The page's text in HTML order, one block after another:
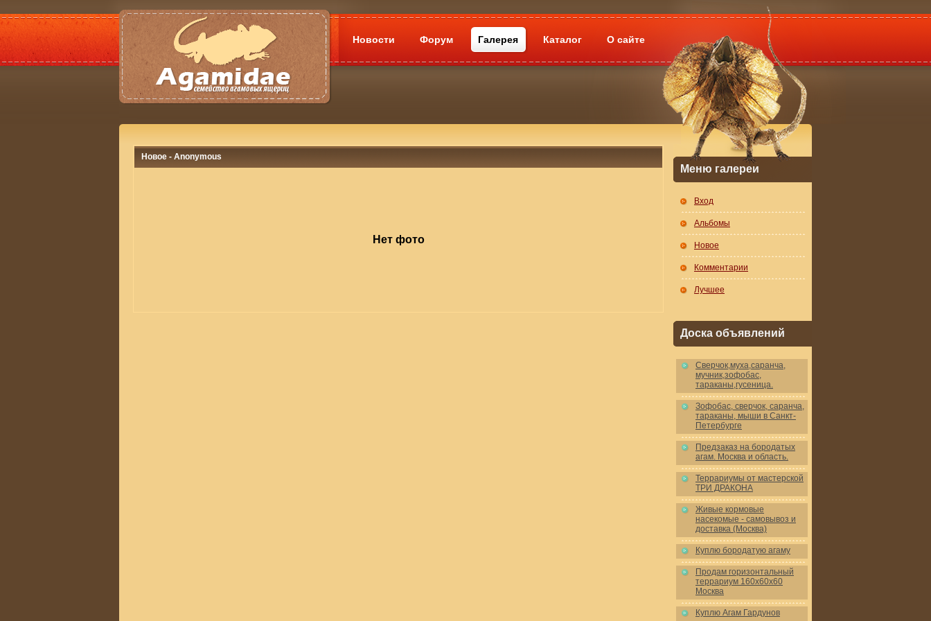
Новости Форум Галерея Каталог О сайте
Новое - Anonymous
Нет фото
Меню галереи
Вход
Альбомы
Новое
Комментарии
Лучшее
Доска объявлений
Cверчок,муха,саранча,
мучник,зофобас,
тараканы,гусеница.
Зофобас, сверчок, саранча,
тараканы, мыши в Санкт-
Петербурге
Предзаказ на бородатых
агам. Москва и область.
Террариумы от мастерской
ТРИ ДРАКОНА
Живые кормовые
насекомые - самовывоз и
доставка (Москва)
Куплю бородатую агаму
Продам горизонтальный
террариум 160x60x60
Москва
Куплю Агам Гардунов